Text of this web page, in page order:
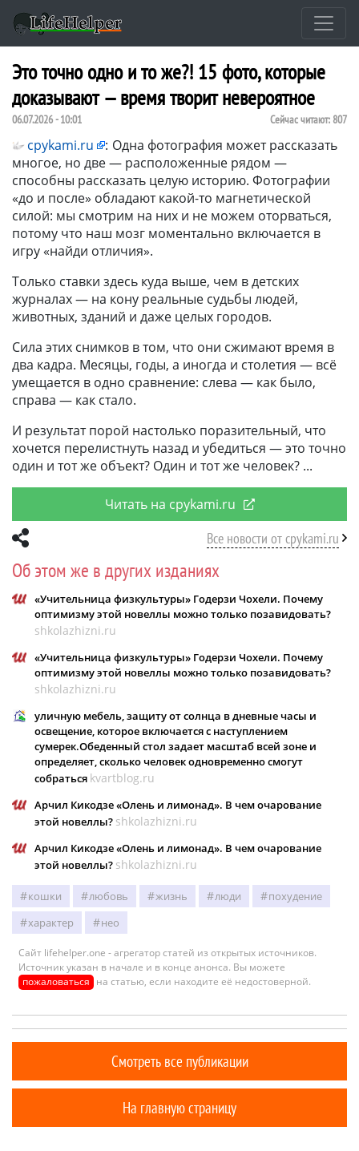
Это точно одно и то же?! 15 фото, которые
доказывают — время творит невероятное
06.07.2026 - 10:01 Сейчас читают: 807
cpykami.ru : Одна фотография может рассказать
многое, но две — расположенные рядом —
способны рассказать целую историю. Фотографии
«до и после» обладают какой-то магнетической
силой: мы смотрим на них и не можем оторваться,
потому что наш мозг моментально включается в
игру «найди отличия».
Только ставки здесь куда выше, чем в детских
журналах — на кону реальные судьбы людей,
животных, зданий и даже целых городов.
Сила этих снимков в том, что они сжимают время в
два кадра. Месяцы, годы, а иногда и столетия — всё
умещается в одно сравнение: слева — как было,
справа — как стало.
И результат порой настолько поразительный, что
хочется перелистнуть назад и убедиться — это точно
один и тот же объект? Один и тот же человек?
Читать на cpykami.ru
Все новости от cpykami.ru
Об этом же в других изданиях
«Учительница физкультуры» Годерзи Чохели. Почему
оптимизму этой новеллы можно только позавидовать?
shkolazhizni.ru
«Учительница физкультуры» Годерзи Чохели. Почему
оптимизму этой новеллы можно только позавидовать?
shkolazhizni.ru
уличную мебель, защиту от солнца в дневные часы и
освещение, которое включается с наступлением
сумерек.Обеденный стол задает масштаб всей зоне и
определяет, сколько человек одновременно смогут
собраться kvartblog.ru
Арчил Кикодзе «Олень и лимонад». В чем очарование
этой новеллы? shkolazhizni.ru
Арчил Кикодзе «Олень и лимонад». В чем очарование
этой новеллы? shkolazhizni.ru
кошки любовь жизнь люди
похудение
характер
нео
Сайт lifehelper.one - агрегатор статей из открытых источников.
Источник указан в начале и в конце анонса. Вы можете
пожаловаться на статью, если находите её недостоверной.
Смотреть все публикации
На главную страницу